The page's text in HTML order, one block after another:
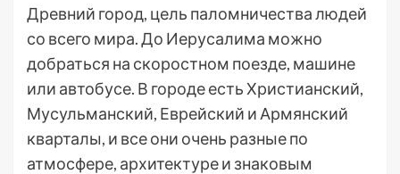
Древний город, цель паломничества людей
со всего мира. До Иерусалима можно
добраться на скоростном поезде, машине
или автобусе. В городе есть Христианский,
Мусульманский, Еврейский и Армянский
кварталы, и все они очень разные по
атмосфере, архитектуре и знаковым